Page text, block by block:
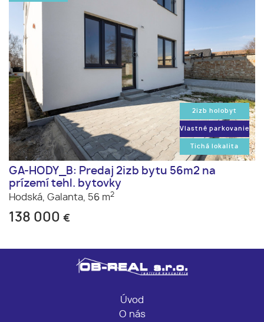
2izb holobyt
Vlastné parkovanie
Tichá lokalita
GA-HODY_B: Predaj 2izb bytu 56m2 na
prízemí tehl. bytovky
Hodská, Galanta, 56 m2
138 000 €
Úvod
O nás